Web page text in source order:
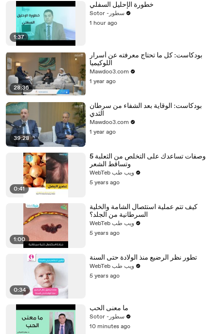
1:37
خطورة الإحليل السفلي
Sotor -سطور
1 hour ago
28:36
بودكاست: كل ما تحتاج معرفته عن أسرار
اللوكيميا
Mawdoo3.com
1 year ago
39:28
بودكاست: الوقاية بعد الشفاء من سرطان
الثدي
Mawdoo3.com
1 year ago
0:41
5 وصفات تساعدك على التخلص من الثعلبة
وتساقط الشعر
WebTeb ويب طب
5 years ago
1:00
كيف تتم عملية استئصال الشامة والخلية
السرطانية من الجلد؟
WebTeb ويب طب
5 years ago
0:34
تطور نظر الرضيع منذ الولادة حتى السنة
WebTeb ويب طب
5 years ago
ما معنى الحب
Sotor -سطور
10 minutes ago